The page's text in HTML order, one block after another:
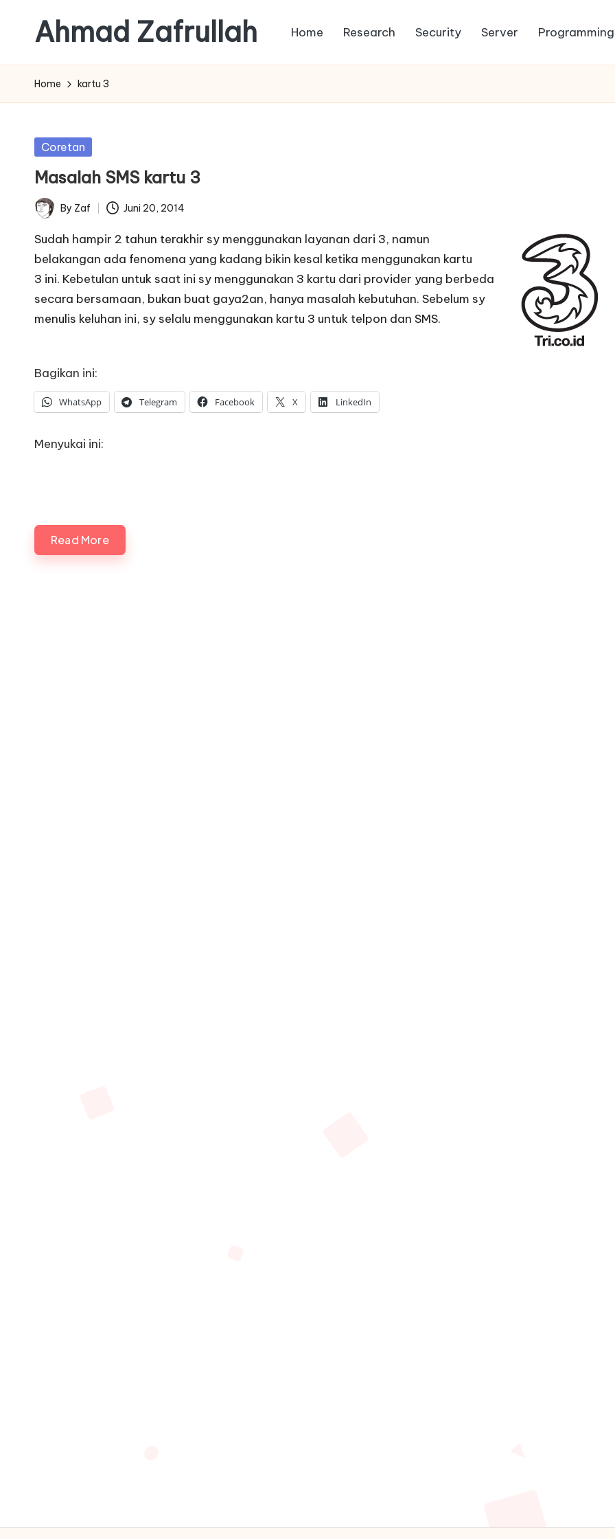
content
Ahmad Zafrullah
to
Learn
better
than
Learn
how
to
Work
Home Research Security Server Programming
Home kartu 3
Posted
Coretan
Masalah SMS kartu 3
Posted
by
By Zaf Juni 20, 2014
Sudah hampir 2 tahun terakhir sy menggunakan layanan dari 3, namun
belakangan ada fenomena yang kadang bikin kesal ketika menggunakan kartu
3 ini. Kebetulan untuk saat ini sy menggunakan 3 kartu dari provider yang berbeda
secara bersamaan, bukan buat gaya2an, hanya masalah kebutuhan. Sebelum sy
menulis keluhan ini, sy selalu menggunakan kartu 3 untuk telpon dan SMS.
Bagikan ini:
WhatsApp Telegram Facebook X LinkedIn
Menyukai ini:
Read More